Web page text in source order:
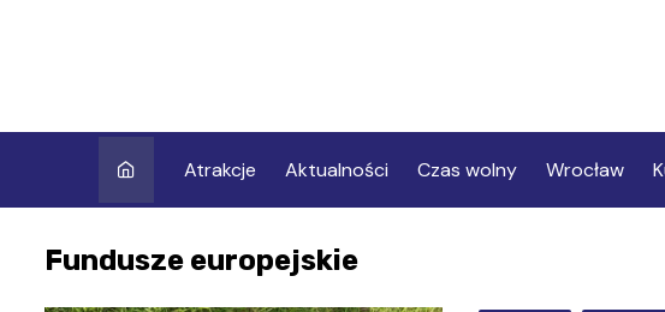
Atrakcje Aktualności Czas wolny Wrocław
Fundusze europejskie